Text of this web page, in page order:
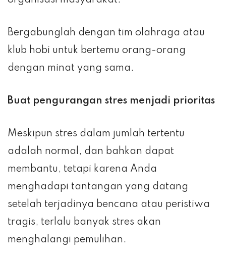
Bergabunglah dengan tim olahraga atau
klub hobi untuk bertemu orang-orang
dengan minat yang sama.
Buat pengurangan stres menjadi prioritas
Meskipun stres dalam jumlah tertentu
adalah normal, dan bahkan dapat
membantu, tetapi karena Anda
menghadapi tantangan yang datang
setelah terjadinya bencana atau peristiwa
tragis, terlalu banyak stres akan
menghalangi pemulihan.